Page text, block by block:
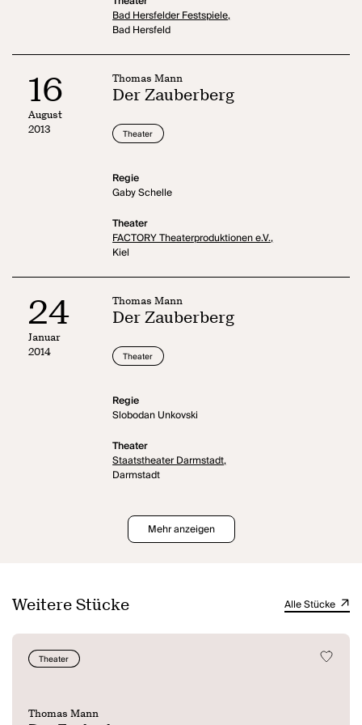
Bad Hersfelder Festspiele,
Bad Hersfeld
16
August
2013
Thomas Mann
Der Zauberberg
Theater
Regie
Gaby Schelle
Theater
FACTORY Theaterproduktionen e.V.,
Kiel
24
Januar
2014
Thomas Mann
Der Zauberberg
Theater
Regie
Slobodan Unkovski
Theater
Staatstheater Darmstadt,
Darmstadt
Mehr anzeigen
Weitere Stücke Alle Stücke
Theater
Thomas Mann